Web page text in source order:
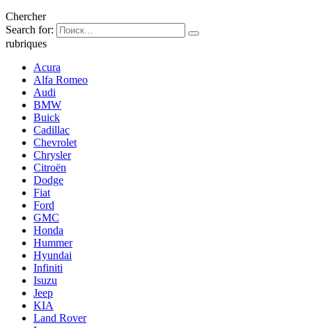
Chercher
Search for:
rubriques
Acura
Alfa Romeo
Audi
BMW
Buick
Cadillac
Chevrolet
Chrysler
Citroën
Dodge
Fiat
Ford
GMC
Honda
Hummer
Hyundai
Infiniti
Isuzu
Jeep
KIA
Land Rover